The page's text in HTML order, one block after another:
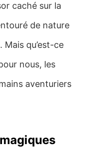
caché sur la
de nature
Mais qu’est-ce
nous, les
aventuriers